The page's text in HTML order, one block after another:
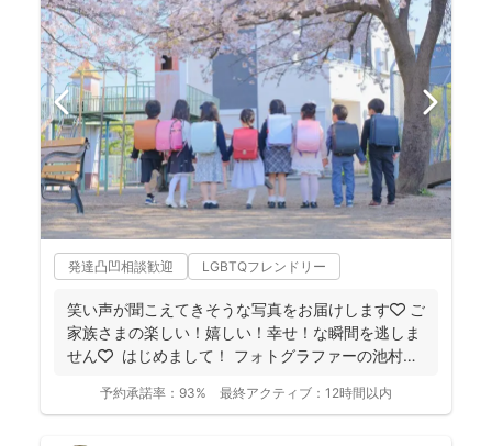
発達凸凹相談歓迎 LGBTQフレンドリー
笑い声が聞こえてきそうな写真をお届けします🧡 ご
家族さまの楽しい！嬉しい！幸せ！な瞬間を逃しま
せん🧡 ⁡ はじめまして！ フォトグラファーの池村
予約承諾率： 93% 最終アクティブ： 12時間以内